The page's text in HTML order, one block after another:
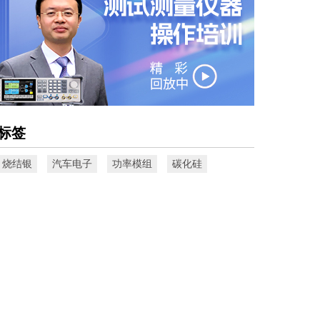
签
烧结银 汽车电子 功率模组 碳化硅